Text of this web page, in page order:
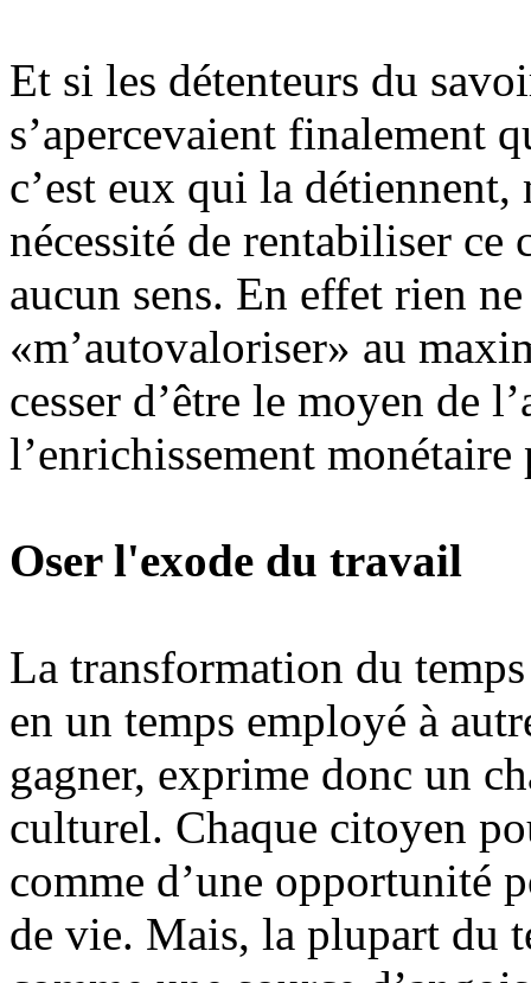
Et si les détenteurs du
s’apercevaient finalement
c’est eux qui la
nécessité de rentabiliser ce
aucun sens. En effet rien
«m’autovaloriser» au
cesser d’être le moyen de
l’enrichissement
Oser l'exode du travail
La transformation du
en un temps employé à
gagner, exprime donc un
culturel. Chaque citoyen
comme d’une opportunité
de vie. Mais, la plupart du